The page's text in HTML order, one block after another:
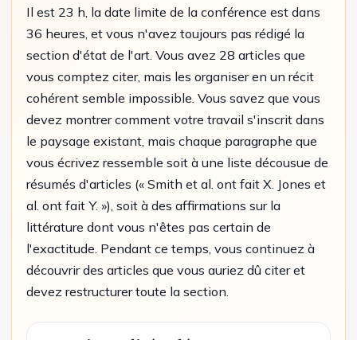
Il est 23 h, la date limite de la conférence est dans
36 heures, et vous n'avez toujours pas rédigé la
section d'état de l'art. Vous avez 28 articles que
vous comptez citer, mais les organiser en un récit
cohérent semble impossible. Vous savez que vous
devez montrer comment votre travail s'inscrit dans
le paysage existant, mais chaque paragraphe que
vous écrivez ressemble soit à une liste décousue de
résumés d'articles (« Smith et al. ont fait X. Jones et
al. ont fait Y. »), soit à des affirmations sur la
littérature dont vous n'êtes pas certain de
l'exactitude. Pendant ce temps, vous continuez à
découvrir des articles que vous auriez dû citer et
devez restructurer toute la section.